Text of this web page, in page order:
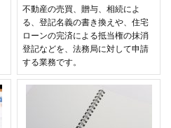
不動産の売買、贈与、相続によ
る、登記名義の書き換えや、住宅
ローンの完済による抵当権の抹消
登記などを、法務局に対して申請
する業務です。